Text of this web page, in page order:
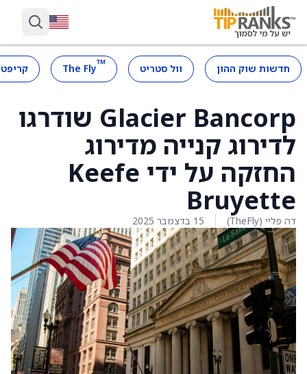
חדשות שוק ההון וול סטריט ™
The Fly
Glacier Bancorp שודרגו
לדירוג קנייה מדירוג
החזקה על ידי Keefe
Bruyette
דה פליי (TheFly) 15 בדצמבר 2025